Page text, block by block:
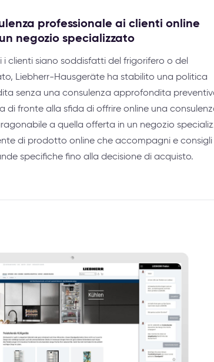
professionale ai clienti online
negozio specializzato
i clienti siano soddisfatti del frigorifero o del
Liebherr-Hausgeräte ha stabilito una politica
senza una consulenza approfondita
di fronte alla sfida di offrire online una
a quella offerta in un negozio
di prodotto online che accompagni e consigli
specifiche fino alla decisione di acquisto.